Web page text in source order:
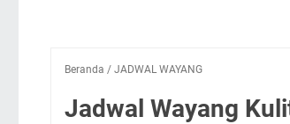
Beranda / JADWAL WAYANG
Jadwal Wayang